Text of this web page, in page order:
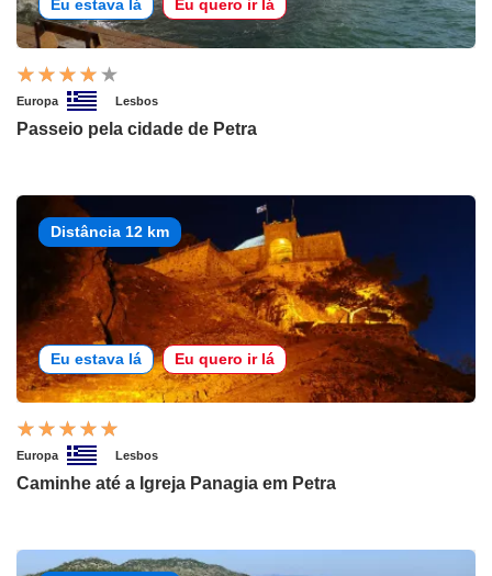
Eu estava lá Eu quero ir lá
Europa Lesbos
Passeio pela cidade de Petra
Distância 12 km
Eu estava lá Eu quero ir lá
Europa Lesbos
Caminhe até a Igreja Panagia em Petra